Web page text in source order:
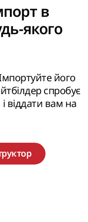
в
якого
його
спробує
віддати вам на